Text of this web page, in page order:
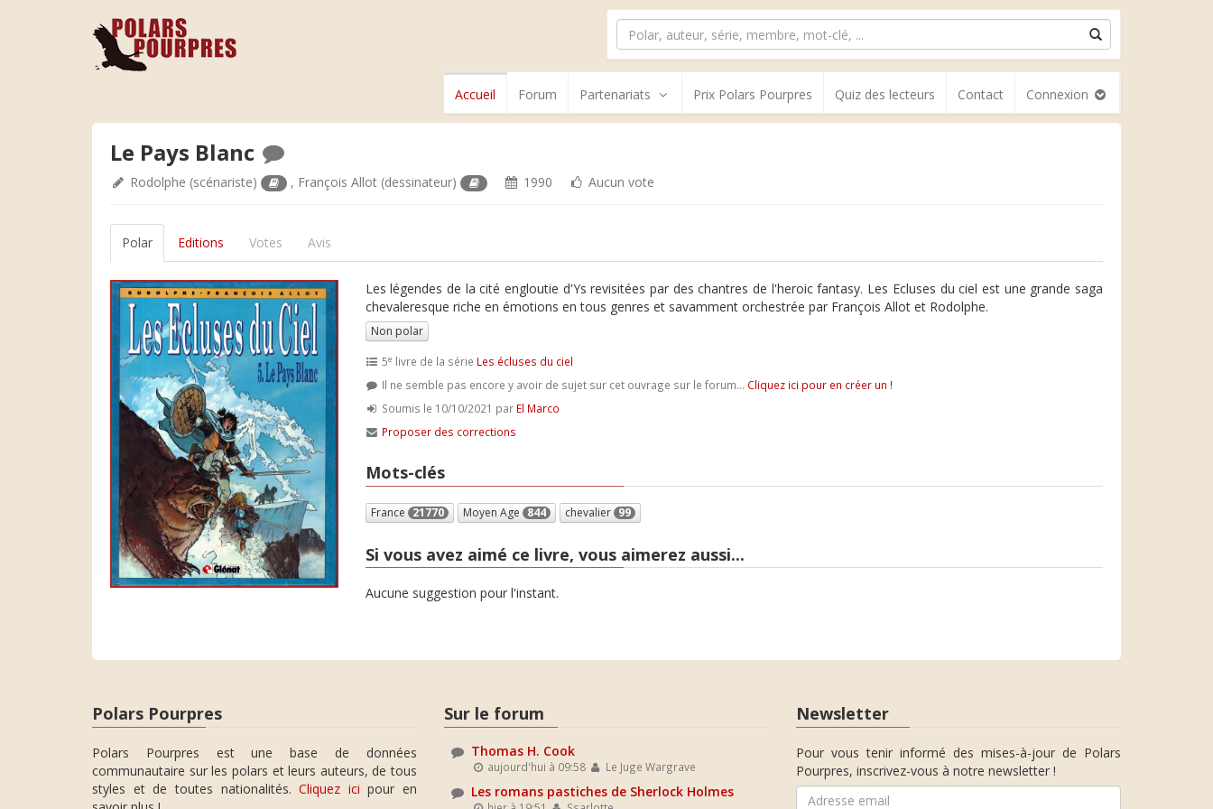
Accueil Forum Partenariats Prix Polars Pourpres Quiz des lecteurs Contact Connexion
Le Pays Blanc
Rodolphe (scénariste) , François Allot (dessinateur) 1990 Aucun vote
Polar Editions Votes Avis
Les légendes de la cité engloutie d'Ys revisitées par des chantres de l'heroic fantasy. Les Ecluses du ciel est une grande saga
chevaleresque riche en émotions en tous genres et savamment orchestrée par François Allot et Rodolphe.
Non polar
5e livre de la série Les écluses du ciel
Il ne semble pas encore y avoir de sujet sur cet ouvrage sur le forum... Cliquez ici pour en créer un !
Soumis le 10/10/2021 par El Marco
Proposer des corrections
Mots-clés
France 21770 Moyen Age 844 chevalier 99
Si vous avez aimé ce livre, vous aimerez aussi...
Aucune suggestion pour l'instant.
Polars Pourpres
Polars Pourpres est une base de données
communautaire sur les polars et leurs auteurs, de tous
styles et de toutes nationalités.Cliquez ici pour en
Sur le forum
Thomas H. Cook
aujourd'hui à 09:58 Le Juge Wargrave
Les romans pastiches de Sherlock Holmes
Newsletter
Pour vous tenir informé des mises-à-jour de Polars
Pourpres, inscrivez-vous à notre newsletter !